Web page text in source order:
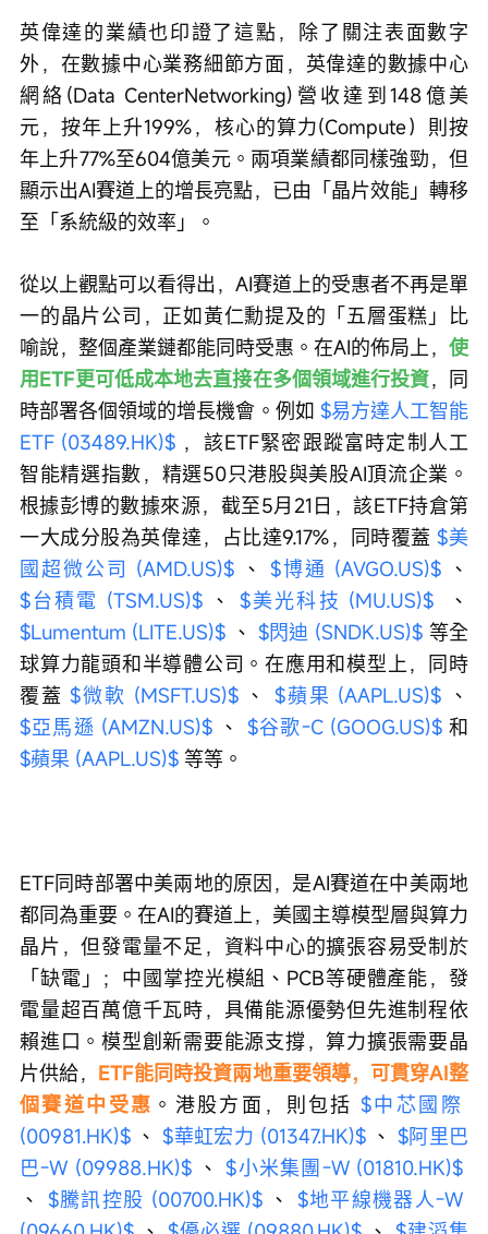
英偉達的業績也印證了這點，除了關注表面數字
外，在數據中心業務細節方面，英偉達的數據中心
網絡(Data CenterNetworking)營收達到148億美
元，按年上升199%，核心的算力(Compute）則按
年上升77%至604億美元。兩項業績都同樣強勁，但
顯示出AI賽道上的增長亮點，已由「晶片效能」轉移
至「系統級的效率」。
從以上觀點可以看得出，AI賽道上的受惠者不再是單
一的晶片公司，正如黃仁勳提及的「五層蛋糕」比
喻說，整個產業鏈都能同時受惠。在AI的佈局上， 使
用ETF更可低成本地去直接在多個領域進行投資，同
時部署各個領域的增長機會。例如 $易方達人工智能
ETF (03489.HK)$ ，該ETF緊密跟蹤富時定制人工
智能精選指數，精選50只港股與美股AI頂流企業。
根據彭博的數據來源，截至5月21日，該ETF持倉第
一大成分股為英偉達，占比達9.17%，同時覆蓋 $美
國超微公司 (AMD.US)$ 、 $博通 (AVGO.US)$ 、
$台積電 (TSM.US)$ 、 $美光科技 (MU.US)$ 、
$Lumentum (LITE.US)$ 、 $閃迪 (SNDK.US)$ 等全
球算力龍頭和半導體公司。在應用和模型上，同時
覆蓋 $微軟 (MSFT.US)$ 、 $蘋果 (AAPL.US)$ 、
$亞馬遜 (AMZN.US)$ 、 $谷歌-C (GOOG.US)$ 和
$蘋果 (AAPL.US)$ 等等。
ETF同時部署中美兩地的原因，是AI賽道在中美兩地
都同為重要。在AI的賽道上，美國主導模型層與算力
晶片，但發電量不足，資料中心的擴張容易受制於
「缺電」；中國掌控光模組、PCB等硬體產能，發
電量超百萬億千瓦時，具備能源優勢但先進制程依
賴進口。模型創新需要能源支撐，算力擴張需要晶
片供給， ETF能同時投資兩地重要領導，可貫穿AI整
個賽道中受惠 。港股方面，則包括 $中芯國際
(00981.HK)$ 、 $華虹宏力 (01347.HK)$ 、 $阿里巴
巴-W (09988.HK)$ 、 $小米集團-W (01810.HK)$
、 $騰訊控股 (00700.HK)$ 、 $地平線機器人-W